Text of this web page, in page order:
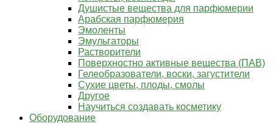
Душистые вещества для парфюмерии
Арабская парфюмерия
Эмоленты
Эмульгаторы
Растворители
Поверхностно активные вещества (ПАВ)
Гелеобразователи, воски, загустители
Сухие цветы, плоды, смолы
Другое
Научиться создавать косметику
Оборудование